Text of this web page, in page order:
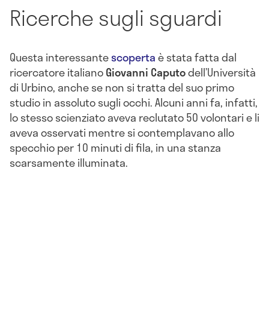
Ricerche sugli sguardi
Questa interessantescopertaè stata fatta dal
ricercatore italianoGiovanni Caputodell’Università
di Urbino, anche se non si tratta del suo primo
studio in assoluto sugli occhi. Alcuni anni fa, infatti,
lo stesso scienziato aveva reclutato 50 volontari e li
aveva osservati mentre si contemplavano allo
specchio per 10 minuti di fila, in una stanza
scarsamente illuminata.